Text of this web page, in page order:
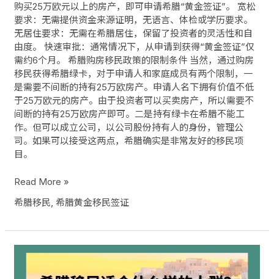
购买25万欧元以上的房产，即可申请希腊“黄金签证”。 宽松
要求：无需提供资金来源证明，无语言、体检或学历要求。
无居住要求：无需在希腊居住，保留了投资者的灵活性和自
由度。 快速审批：通常情况下，从申请到获得“黄金签证”仅
需约6个月。 希腊购房移民政策的限制条件 当然，通过购房
移民获得希腊绿卡，对于申请人和家庭成员有两个限制，一
是需要不间断的持有25万欧房产。申请人名下拥有价值不低
于25万欧元的房产。由于投资者可以买卖房产，所以需要不
间断的持有25万欧房产即可。二是持有绿卡在希腊不能工
作。但可以成立公司，以公司股份持有人的身份，管理公
司。如果可以接受这两点，希腊确实是非常友好的移民项
目。
Read More »
希腊移民 希腊黄金移民签证